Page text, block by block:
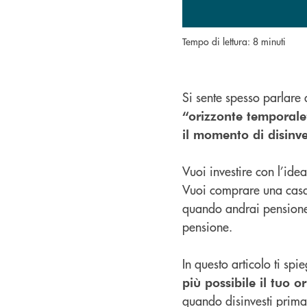
Tempo di lettura: 8 minuti
Si sente spesso
“orizzonte
il momento di
Vuoi investire con
Vuoi comprare una
quando andrai
pensione.
In questo articolo ti
più possibile il tuo
quando disinvesti